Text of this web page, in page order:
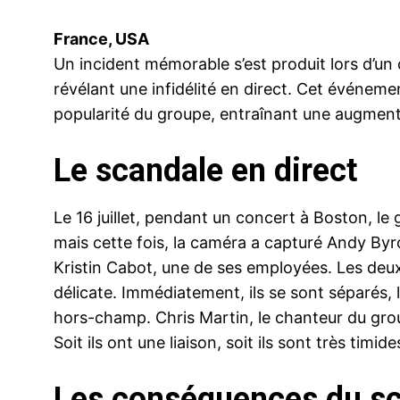
France, USA
Un incident mémorable s’est produit lors
révélant une infidélité en direct. Cet
popularité du groupe, entraînant une
Le scandale en direct
Le 16 juillet, pendant un concert à Boston, le
mais cette fois, la caméra a capturé Andy
Kristin Cabot, une de ses employées. Les
délicate. Immédiatement, ils se sont séparés,
hors-champ. Chris Martin, le chanteur du
Soit ils ont une liaison, soit ils sont très